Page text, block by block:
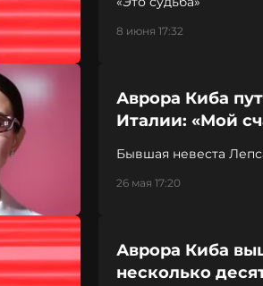
8 июня 17:32
Аврора Киба
Италии: «Мой
Бывшая невеста
26 мая 17:20
Аврора Киба
несколько